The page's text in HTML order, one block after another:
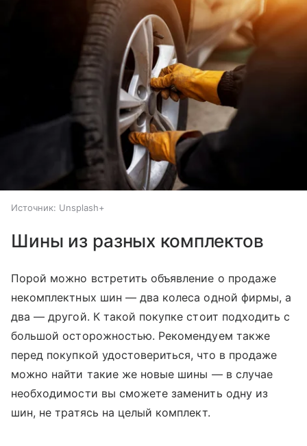
Источник: Unsplash+
Шины из разных комплектов
Порой можно встретить объявление о продаже
некомплектных шин — два колеса одной фирмы, а
два — другой. К такой покупке стоит подходить с
большой осторожностью. Рекомендуем также
перед покупкой удостовериться, что в продаже
можно найти такие же новые шины — в случае
необходимости вы сможете заменить одну из
шин, не тратясь на целый комплект.